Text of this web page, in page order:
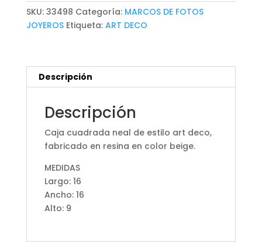
SKU: 33498 Categoría: MARCOS DE FOTOS
JOYEROS Etiqueta: ART DECO
Descripción
Descripción
Caja cuadrada neal de estilo art deco,
fabricado en resina en color beige.
MEDIDAS
Largo: 16
Ancho: 16
Alto: 9